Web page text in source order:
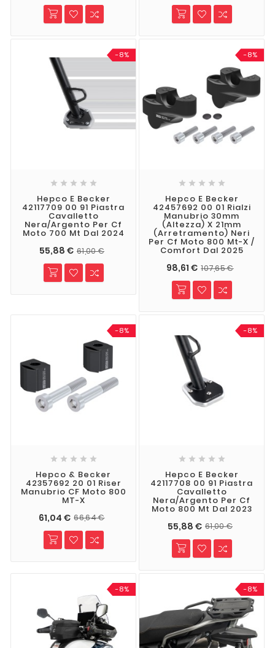
-8%
    
Hepco E Becker
42117709 00 91 Piastra
Cavalletto
Nera/argento Per Cf
Moto 700 Mt Dal 2024
55,88 € 61,00 €
-8%
    
Hepco E Becker
42457692 00 01 Rialzi
Manubrio 30mm
(altezza) X 21mm
(arretramento) Neri
Per Cf Moto 800 Mt-X /
Comfort Dal 2025
98,61 € 107,65 €
-8%
    
Hepco & Becker
42357692 20 01 Riser
Manubrio CF Moto 800
MT-X
61,04 € 66,64 €
-8%
    
Hepco E Becker
42117708 00 91 Piastra
Cavalletto
Nera/argento Per Cf
Moto 800 Mt Dal 2023
55,88 € 61,00 €
-8% -8%